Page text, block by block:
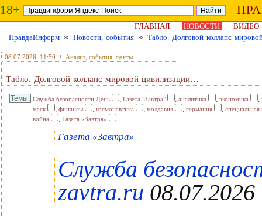
18+
ГЛАВНАЯ НОВОСТИ
ВИДЕО
ПравдаИнформ ≈ Новости, события ≈ Табло. Долговой коллапс
08.07.2026 , 11:50 Анализ, события, факты
Табло. Долговой коллапс мировой цивилизации…
Служба безопасности День , Газета "Завтра" , аналитика , экономика ,
маск
, финансы , космонавтика , молдавия , германия ,
война
, Газета «Завтра»
Газета «Завтра»
Служба
zavtra.ru 08.07.2026